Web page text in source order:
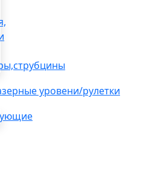
уровени/рулетки